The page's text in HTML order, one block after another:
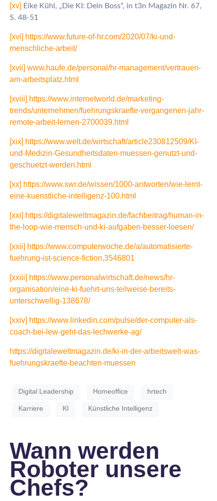
[xv] Eike Kühl, „Die KI: Dein Boss“, in t3n Magazin Nr. 67,
S. 48-51
[xvi] https://www.future-of-hr.com/2020/07/ki-und-
menschliche-arbeit/
[xvii] www.haufe.de/personal/hr-management/vertrauen-
am-arbeitsplatz.html
[xviii] https://www.internetworld.de/marketing-
trends/unternehmen/fuehrungskraefte-vergangenen-jahr-
remote-arbeit-lernen-2700039.html
[xix] https://www.welt.de/wirtschaft/article230812509/KI-
und-Medizin-Gesundheitsdaten-muessen-genutzt-und-
geschuetzt-werden.html
[xx] https://www.swr.de/wissen/1000-antworten/wie-lernt-
eine-kuenstliche-intelligenz-100.html
[xxi] https://digitaleweltmagazin.de/fachbeitrag/human-in-
the-loop-wie-mensch-und-ki-aufgaben-besser-loesen/
[xxii] https://www.computerwoche.de/a/automatisierte-
fuehrung-ist-science-fiction,3546801
[xxiii] https://www.personalwirtschaft.de/news/hr-
organisation/eine-ki-fuehrt-uns-teilweise-bereits-
unterschwellig-138678/
[xxiv] https://www.linkedin.com/pulse/der-computer-als-
coach-bei-lew-geht-das-lechwerke-ag/
https://digitaleweltmagazin.de/ki-in-der-arbeitswelt-was-
fuehrungskraefte-beachten-muessen
Digital Leadership Homeoffice hrtech
Karriere KI Künstliche Intelligenz
Wann werden
Roboter unsere
Chefs?